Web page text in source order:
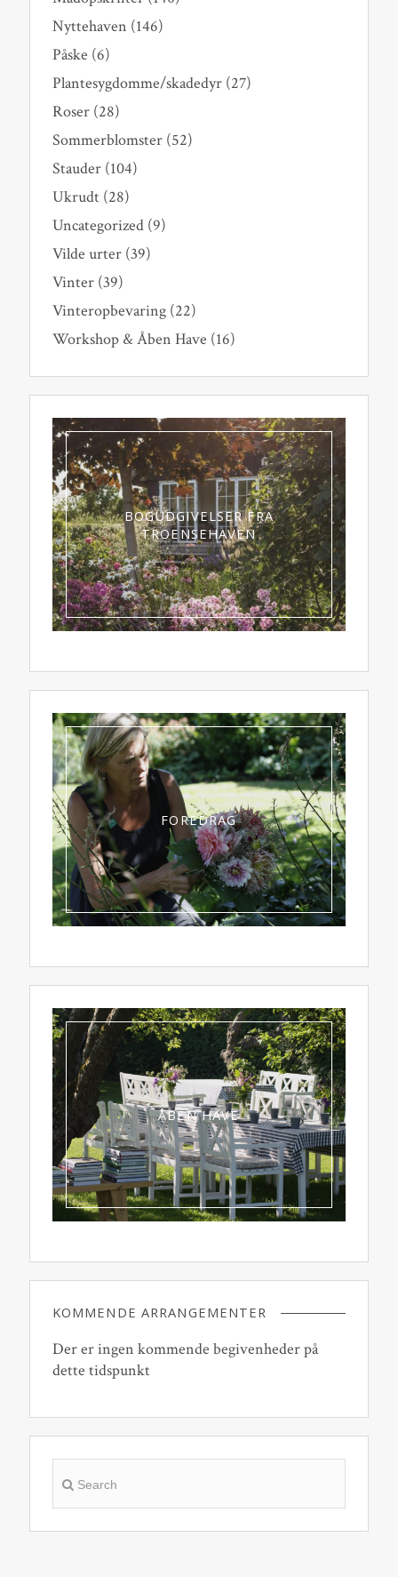
Nyttehaven (146)
Påske (6)
Plantesygdomme/skadedyr(27)
Roser(28)
Sommerblomster(52)
Stauder(104)
Ukrudt(28)
Uncategorized(9)
Vilde urter(39)
Vinter(39)
Vinteropbevaring(22)
Workshop & Åben Have (16)
BOGUDGIVELSER FRA
TROENSEHAVEN
FOREDRAG
ÅBEN HAVE
KOMMENDE ARRANGEMENTER
Der er ingen kommende begivenheder på
dette tidspunkt